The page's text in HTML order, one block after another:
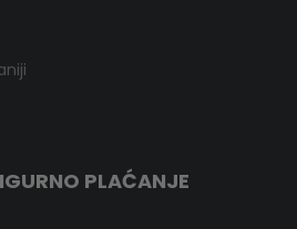
PLAĆANJE